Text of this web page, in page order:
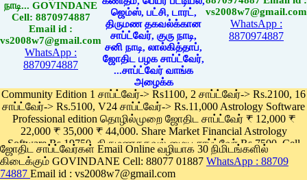
நாடி... GOVINDANE
Cell: 8870974887
Email id :
vs2008w7@gmail.com
WhatsApp :
8870974887
vs2008w7@gmail.com
WhatsApp :
8870974887
Community Edition 1 சாப்ட்வேர்-> Rs1100, 2 சாப்ட்வேர்-> Rs.2100, 16
சாப்ட்வேர்-> Rs.5100, V24 சாப்ட்வேர்-> Rs.11,000 Astrology Software
Professional edition தொழில்முறை ஜோதிட சாப்ட்வேர் ₹ 12,000 ₹
22,000 ₹ 35,000 ₹ 44,000. Share Market Financial Astrology
Software Rs.19750, திருமணதகவல் மைய சாப்ட்வேர் Rs.7500, Cell
Phone App Rs. 1100
Pay online
ஜோதிட சாப்ட்வேர்கள் Email Online வழியாக 30 நிமிடங்களில்
கிடைக்கும் GOVINDANE Cell: 88077 01887 WhatsApp : 88709
74887 Email id : vs2008w7@gmail.com